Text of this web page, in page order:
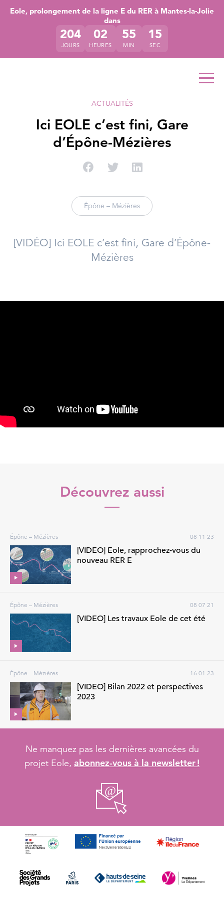
Accéder directement au contenu de la page
Accéder à la navigation principale
Accéder à la recherche
Eole, prolongement de la ligne E du RER à Mantes-la-Jolie
dans
204
JOURS
02
HEURES
55
MIN
15
SEC
ACTUALITÉS
Ici EOLE c’est fini, Gare
d’Épône-Mézières
Partager sur Facebook
Partager sur Twitter
Épône – Mézières
[VIDÉO] Ici EOLE c’est fini, Gare d’Épône-
Mézières
Découvrez aussi
Épône – Mézières 08 11 23
[VIDEO] Eole, rapprochez-vous du
nouveau RER E
Épône – Mézières 08 07 21
[VIDEO] Les travaux Eole de cet été
Épône – Mézières 16 01 23
[VIDEO] Bilan 2022 et perspectives
2023
Ne manquez pas les dernières avancées du
projet Eole, abonnez-vous à la newsletter !